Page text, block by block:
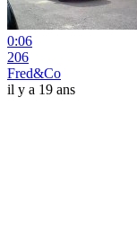
0:06
206
Fred&Co
il y a 19 ans